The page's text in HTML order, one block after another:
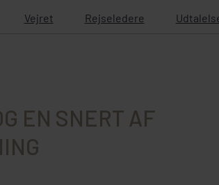
Vejret Rejseledere
EN SNERT AF